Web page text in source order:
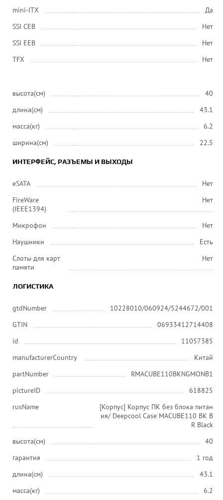
mini-ITX
Да
SSI CEB
Нет
SSI EEB
Нет
ТFХ
Нет
высота(см)
40
длина(см)
43.1
масса(кг)
6.2
ширина(см)
22.5
ИНТЕРФЕЙС, РАЗЪЕМЫ И ВЫХОДЫ
eSATA
Нет
FireWare
(IEEE1394)
Нет
Микрофон
Нет
Наушники
Есть
Слоты для карт
памяти
Нет
ЛОГИСТИКА
gtdNumber
10228010/060924/5244672/001
GTIN
06933412714408
id
11057385
manufacturerCountry
Китай
partNumber
RMACUBE110BKNGMONB1
pictureID
618825
rusName
[Корпус] Корпус ПК без блока питан
ия/ Deepcool Case MACUBE110 BK B
R Black
высота(см)
40
гарантия
1 год
длина(см)
43.1
масса(кг)
6.2